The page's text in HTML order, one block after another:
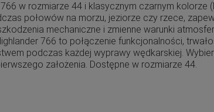
w rozmiarze 44 i klasycznym czarnym
połowów na morzu, jeziorze czy rzece,
mechaniczne i zmienne warunki
766 to połączenie funkcjonalności,
podczas każdej wyprawy wędkarskiej.
założenia. Dostępne w rozmiarze 44.